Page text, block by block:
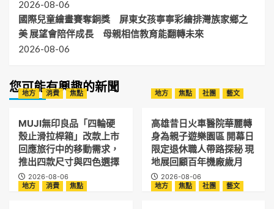
2026-08-06
國際兒童繪畫賽奪銅獎 屏東女孩寧寧彩繪排灣族家鄉之
美 展望會陪伴成長 母親相信教育能翻轉未來
2026-08-06
您可能有興趣的新聞
地方 消費 焦點
MUJI無印良品「四輪硬
殼止滑拉桿箱」改款上市
回應旅行中的移動需求，
推出四款尺寸與四色選擇
2026-08-06
地方 焦點 社團 藝文
高雄昔日火車醫院華麗轉
身為親子遊樂園區 開幕日
限定退休職人帶路探秘 現
地展回顧百年機廠歲月
2026-08-06
地方
消費 焦點 地方 焦點 社團 藝文